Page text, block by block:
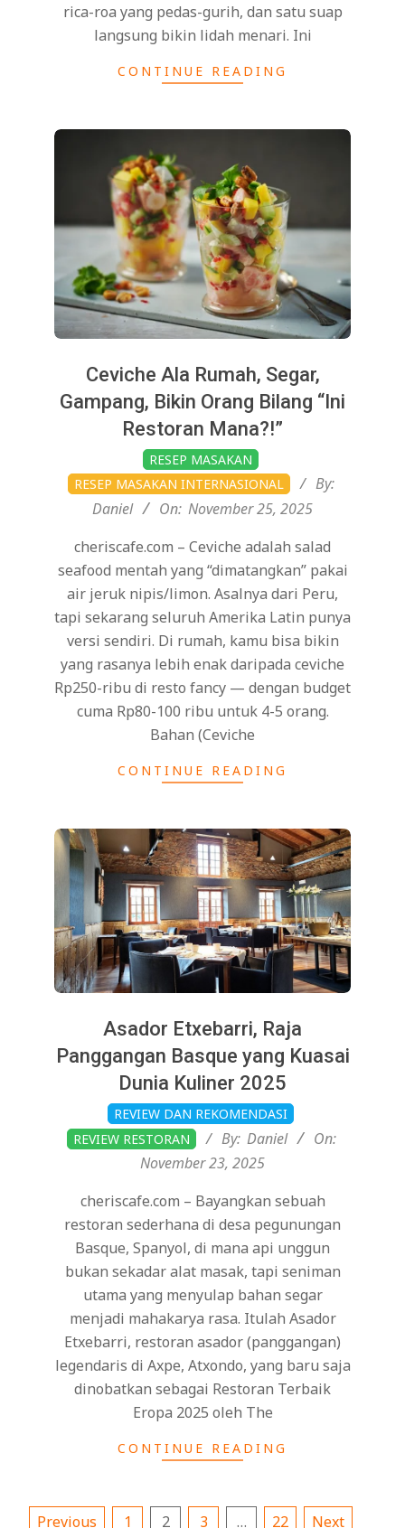
rica-roa yang pedas-gurih, dan satu suap
langsung bikin lidah menari. Ini
CONTINUE READING
Ceviche Ala Rumah, Segar,
Gampang, Bikin Orang Bilang “Ini
Restoran Mana?!”
11-
RESEP MASAKAN
RESEP MASAKAN INTERNASIONAL
By:
Daniel
On: November 25, 2025
cheriscafe.com – Ceviche adalah salad
seafood mentah yang “dimatangkan” pakai
air jeruk nipis/limon. Asalnya dari Peru,
tapi sekarang seluruh Amerika Latin punya
versi sendiri. Di rumah, kamu bisa bikin
yang rasanya lebih enak daripada ceviche
Rp250-ribu di resto fancy — dengan budget
cuma Rp80-100 ribu untuk 4-5 orang.
Bahan (Ceviche
CONTINUE READING
Asador Etxebarri, Raja
Panggangan Basque yang Kuasai
Dunia Kuliner 2025
11-
23
REVIEW DAN REKOMENDASI
REVIEW RESTORAN
By: Daniel
On:
November 23, 2025
cheriscafe.com – Bayangkan sebuah
restoran sederhana di desa pegunungan
Basque, Spanyol, di mana api unggun
bukan sekadar alat masak, tapi seniman
utama yang menyulap bahan segar
menjadi mahakarya rasa. Itulah Asador
Etxebarri, restoran asador (panggangan)
legendaris di Axpe, Atxondo, yang baru saja
dinobatkan sebagai Restoran Terbaik
Eropa 2025 oleh The
CONTINUE READING
Posts
Previous 1 2 3 … 22 Next